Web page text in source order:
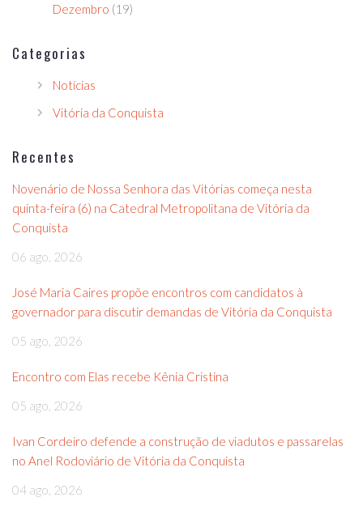
Dezembro (19)
Categorias
Notícias
Vitória da Conquista
Recentes
Novenário de Nossa Senhora das Vitórias começa nesta
quinta-feira (6) na Catedral Metropolitana de Vitória da
Conquista
06 ago, 2026
José Maria Caires propõe encontros com candidatos à
governador para discutir demandas de Vitória da Conquista
05 ago, 2026
Encontro com Elas recebe Kênia Cristina
05 ago, 2026
Ivan Cordeiro defende a construção de viadutos e passarelas
no Anel Rodoviário de Vitória da Conquista
04 ago, 2026